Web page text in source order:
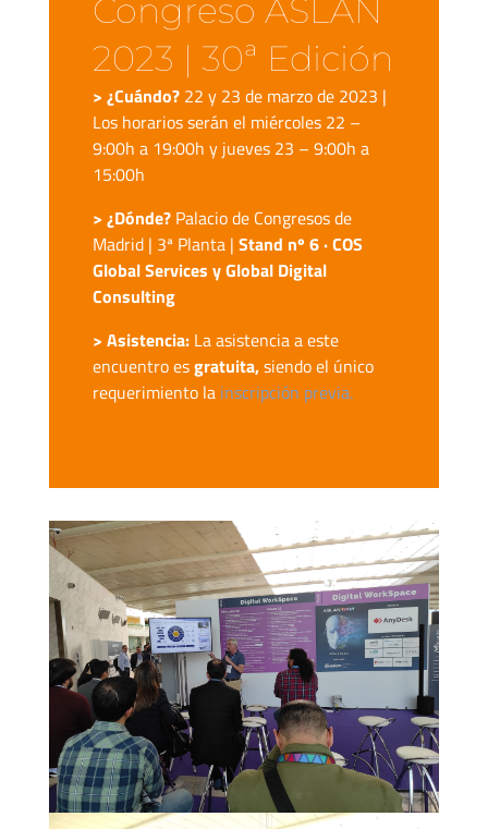
Congreso ASLAN
2023 | 30ª Edición
> ¿Cuándo? 22 y 23 de marzo de 2023 |
Los horarios serán el miércoles 22 –
9:00h a 19:00h y jueves 23 – 9:00h a
15:00h
> ¿Dónde? Palacio de Congresos de
Madrid | 3ª Planta | Stand nº 6 · COS
Global Services y Global Digital
Consulting
> Asistencia: La asistencia a este
encuentro esgratuita,siendo el único
requerimiento la inscripción previa.